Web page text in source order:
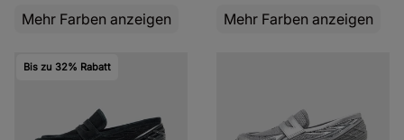
Mehr Farben anzeigen Mehr Farben anzeigen
Bis zu 32% Rabatt